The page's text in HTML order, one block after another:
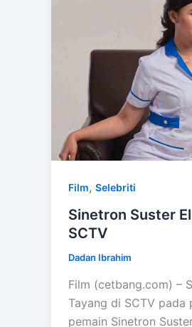
Film, Selebriti
Sinetron Suster
SCTV
Dadan Ibrahim
Film (cetbang.com) –
Tayang di SCTV pada
pemain Sinetron